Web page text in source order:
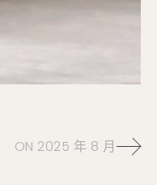
ON 2025 年 8 月